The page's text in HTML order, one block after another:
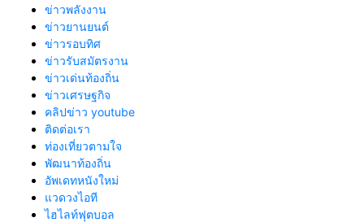
ข่าวพลังงาน
ข่าวยานยนต์
ข่าวรอบทิศ
ข่าวรับสมัตรงาน
ข่าวเด่นท้องถิ่น
ข่าวเศรษฐกิจ
คลิปข่าว youtube
ติดต่อเรา
ท่องเที่ยวตามใจ
พัฒนาท้องถิ่น
อัพเดทหนังใหม่
แวดวงไอที
ไฮไลท์ฟุตบอล